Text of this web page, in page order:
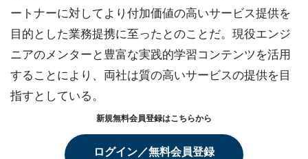
ートナーに対してより付加価値の高いサービス提供を
目的とした業務提携に至ったとのことだ。現役エンジ
ニアのメンターと豊富な実践的学習コンテンツを活用
することにより、両社は質の高いサービスの提供を目
指すとしている。
新規無料会員登録はこちらから
ログイン／無料会員登録